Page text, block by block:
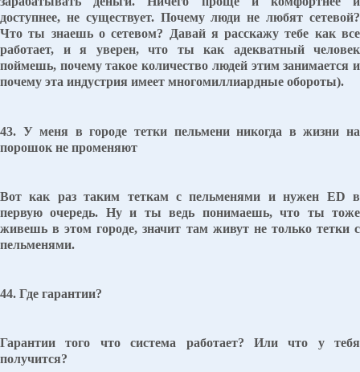
доступнее, не существует. Почему люди не любят сетевой?
Что ты знаешь о сетевом? Давай я расскажу тебе как все
работает, и я уверен, что ты как адекватный человек
поймешь, почему такое количество людей этим занимается и
почему эта индустрия имеет многомиллиардные обороты).
43. У меня в городе тетки пельмени никогда в жизни на
порошок не променяют
Вот как раз таким теткам с пельменями и нужен ED в
первую очередь. Ну и ты ведь понимаешь, что ты тоже
живешь в этом городе, значит там живут не только тетки с
пельменями.
44. Где гарантии?
Гарантии того что система работает? Или что у тебя
получится?